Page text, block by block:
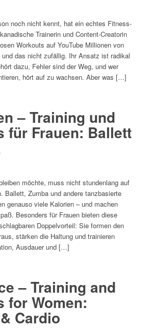
noch nicht kennt, hat ein echtes Fitness-
Trainerin und Content-Creatorin
Workouts auf YouTube Millionen von
das nicht zufällig. Ihr Ansatz ist radikal
dazu, Fehler sind der Weg, und wer
hört auf zu wachsen. Aber was […]
– Training und
für Frauen: Ballett
möchte, muss nicht stundenlang auf
Ballett, Zumba und andere tanzbasierte
genauso viele Kalorien – und machen
Besonders für Frauen bieten diese
Doppelvorteil: Sie formen den
stärken die Haltung und trainieren
Ausdauer und […]
– Training and
for Women:
Cardio